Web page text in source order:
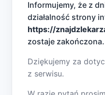
Informujemy, że z
działalność strony
https://
zostaje zakończona.
Dziękujemy za
z serwisu.